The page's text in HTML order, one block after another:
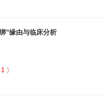
”缘由与临床分析
1 )